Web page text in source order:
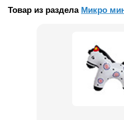
Товар из раздела Микро